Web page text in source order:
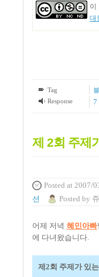
이
대
Tag
Response
7
제 2회 주제
Posted at 2007/
션
Posted by
어제 저녁 혜민아빠
에 다녀왔습니다.
제2회 주제가 있